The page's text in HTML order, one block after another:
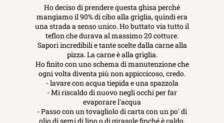
Ho deciso di prendere questa ghisa perché
mangiamo il 90% di cibo alla griglia, quindi era
una strada a senso unico. Ho buttato via tutto il
teflon che durava al massimo 20 cotture.
Sapori incredibili e tante scelte dalla carne alla
pizza. La carne è alla griglia.
Ho finito con uno schema di manutenzione che
ogni volta diventa più non appiccicoso, credo.
- lavare con acqua tiepida e una spazzola
- Mi riscaldo di nuovo negli occhi per far
evaporare l'acqua
- Passo con un tovagliolo di carta con un po' di
olio di semi di lino o di girasole finché è caldo.